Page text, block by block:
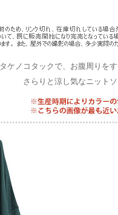
タケノコタックで、お腹周りを
さらりと涼し気なニット